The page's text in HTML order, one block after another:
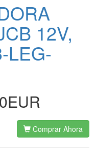
12V,
LEG-
Comprar Ahora